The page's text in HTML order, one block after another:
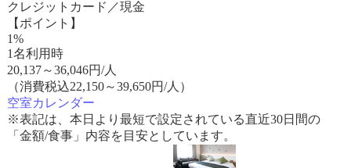
クレジットカード／現金
【ポイント】
1%
1名利用時
20,137～36,046円/人
（消費税込22,150～39,650円/人）
空室カレンダー
※表記は、本日より最短で設定されている直近30日間の
「金額/食事」内容を目安としています。